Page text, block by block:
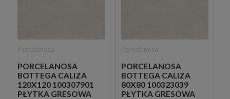
PORCELANOSA
BOTTEGA CALIZA
120X120 100307901
PŁYTKA GRESOWA
PORCELANOSA
BOTTEGA CALIZA
80X80 100323039
PŁYTKA GRESOWA